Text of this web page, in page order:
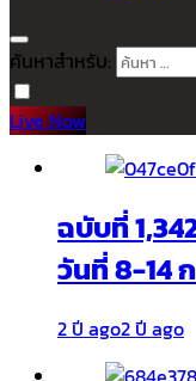
ค้นหาสำหรับ:
Live Now
ฉบับที่
วันที่ 8-14
2 ปี ago2 ปี ago